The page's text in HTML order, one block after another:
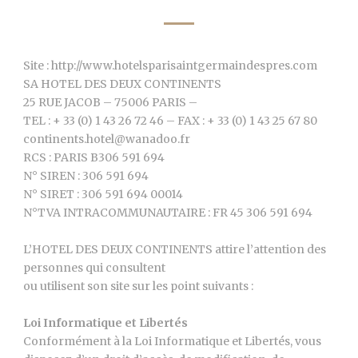
Site : http://www.hotelsparisaintgermaindespres.com
SA HOTEL DES DEUX CONTINENTS
25 RUE JACOB – 75006 PARIS –
TEL : + 33 (0) 1 43 26 72 46 – FAX : + 33 (0) 1 43 25 67 80
continents.hotel@wanadoo.fr
RCS : PARIS B306 591 694
N° SIREN : 306 591 694
N° SIRET : 306 591 694 00014
N°TVA INTRACOMMUNAUTAIRE : FR 45 306 591 694
L’HOTEL DES DEUX CONTINENTS attire l’attention des
personnes qui consultent
ou utilisent son site sur les point suivants :
Loi Informatique et Libertés
Conformément à la Loi Informatique et Libertés, vous